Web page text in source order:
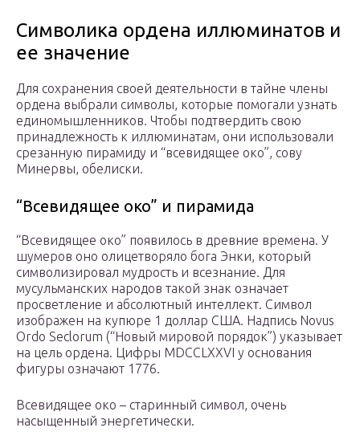
Символика ордена иллюминатов и
ее значение
Для сохранения своей деятельности в тайне члены
ордена выбрали символы, которые помогали узнать
единомышленников. Чтобы подтвердить свою
принадлежность к иллюминатам, они использовали
срезанную пирамиду и “всевидящее око”, сову
Минервы, обелиски.
“Всевидящее око” и пирамида
“Всевидящее око” появилось в древние времена. У
шумеров оно олицетворяло бога Энки, который
символизировал мудрость и всезнание. Для
мусульманских народов такой знак означает
просветление и абсолютный интеллект. Символ
изображен на купюре 1 доллар США. Надпись Novus
Ordo Seclorum (“Новый мировой порядок”) указывает
на цель ордена. Цифры MDCCLXXVI у основания
фигуры означают 1776.
Всевидящее око – старинный символ, очень
насыщенный энергетически.